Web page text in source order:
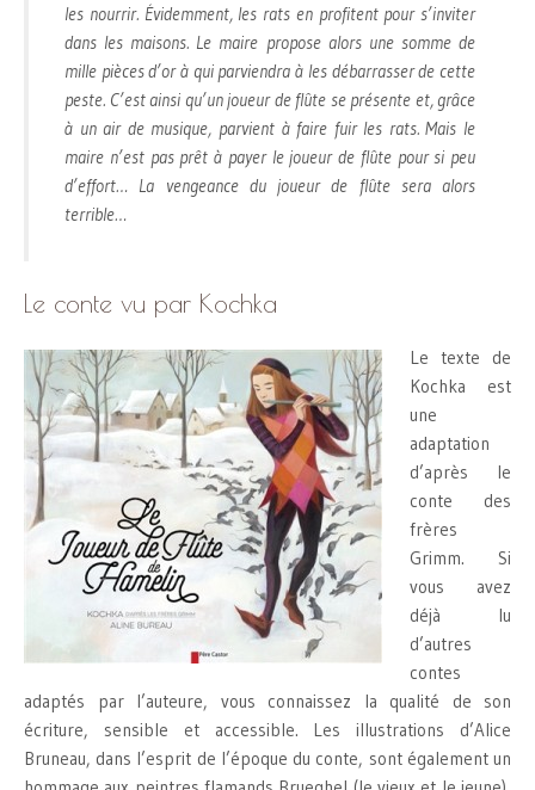
les nourrir. Évidemment, les rats en profitent pour s’inviter
dans les maisons. Le maire propose alors une somme de
mille pièces d’or à qui parviendra à les débarrasser de cette
peste. C’est ainsi qu’un joueur de flûte se présente et, grâce
à un air de musique, parvient à faire fuir les rats. Mais le
maire n’est pas prêt à payer le joueur de flûte pour si peu
d’effort… La vengeance du joueur de flûte sera alors
terrible…
Le conte vu par Kochka
Le texte de
Kochka est
une
adaptation
d’après le
conte des
frères
Grimm. Si
vous avez
déjà lu
d’autres
contes
adaptés par l’auteure, vous connaissez la qualité de son
écriture, sensible et accessible. Les illustrations d’Alice
Bruneau, dans l’esprit de l’époque du conte, sont également un